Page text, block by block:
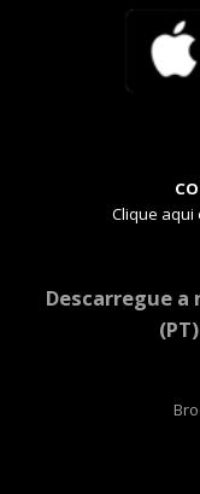
Clique aqui
Descarregue a